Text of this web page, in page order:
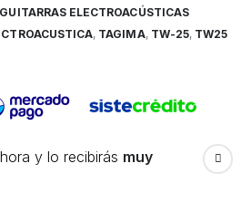
GUITARRAS ELECTROACÚSTICAS
, TAGIMA, TW-25, TW25
y lo recibirás muy